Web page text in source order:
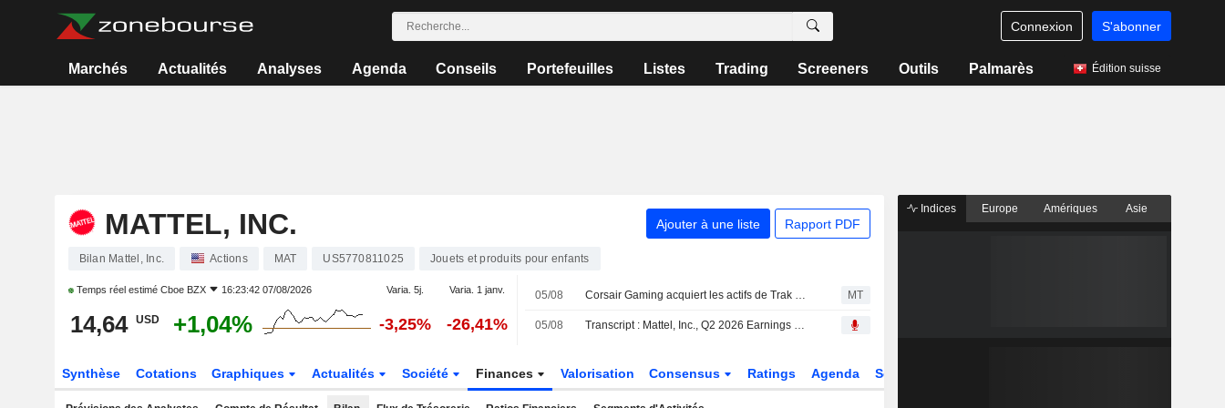
Connexion S'abonner
Marchés Actualités Analyses Agenda Conseils Portefeuilles Listes Trading Screeners Outils Palmarès Édition suisse
MATTEL, INC. Ajouter à une liste Rapport PDF
Bilan Mattel, Inc. Actions MAT US5770811025 Jouets et produits pour enfants
Temps réel estimé Cboe BZX 16:23:42 07/08/2026 Varia. 5j. Varia. 1 janv.
14,64 USD +1,04% -3,25% -26,41%
05/08 Corsair Gaming acquiert les actifs de Trak Racer pour élargir son portefeuille de simulation MT
05/08 Transcript : Mattel, Inc., Q2 2026 Earnings Call, Aug 04, 2026
Synthèse Cotations Graphiques Actualités Société Finances Valorisation Consensus Ratings Agenda Secteur
Indices Europe Amériques Asie